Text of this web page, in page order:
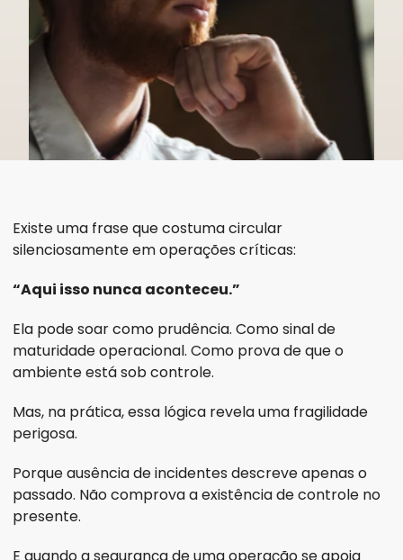
Existe uma frase que costuma circular
silenciosamente em operações críticas:
“Aqui isso nunca aconteceu.”
Ela pode soar como prudência. Como sinal de
maturidade operacional. Como prova de que o
ambiente está sob controle.
Mas, na prática, essa lógica revela uma fragilidade
perigosa.
Porque ausência de incidentes descreve apenas o
passado. Não comprova a existência de controle no
presente.